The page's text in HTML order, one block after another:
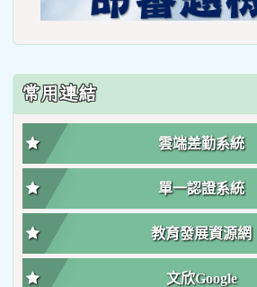
常用連結
雲端差勤系統
單一認證系統
教育發展資源網
文欣Google